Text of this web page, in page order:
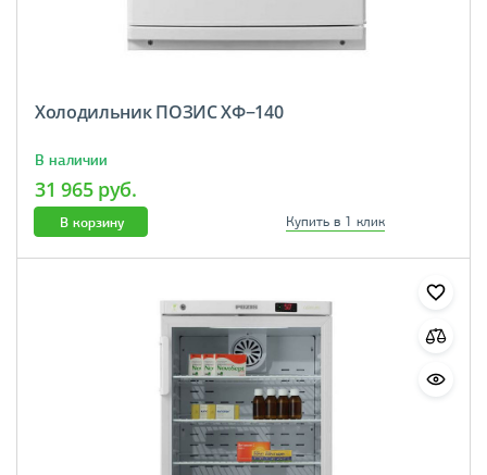
Холодильник ПОЗИС ХФ−140
В наличии
31 965 руб.
В корзину Купить в 1 клик